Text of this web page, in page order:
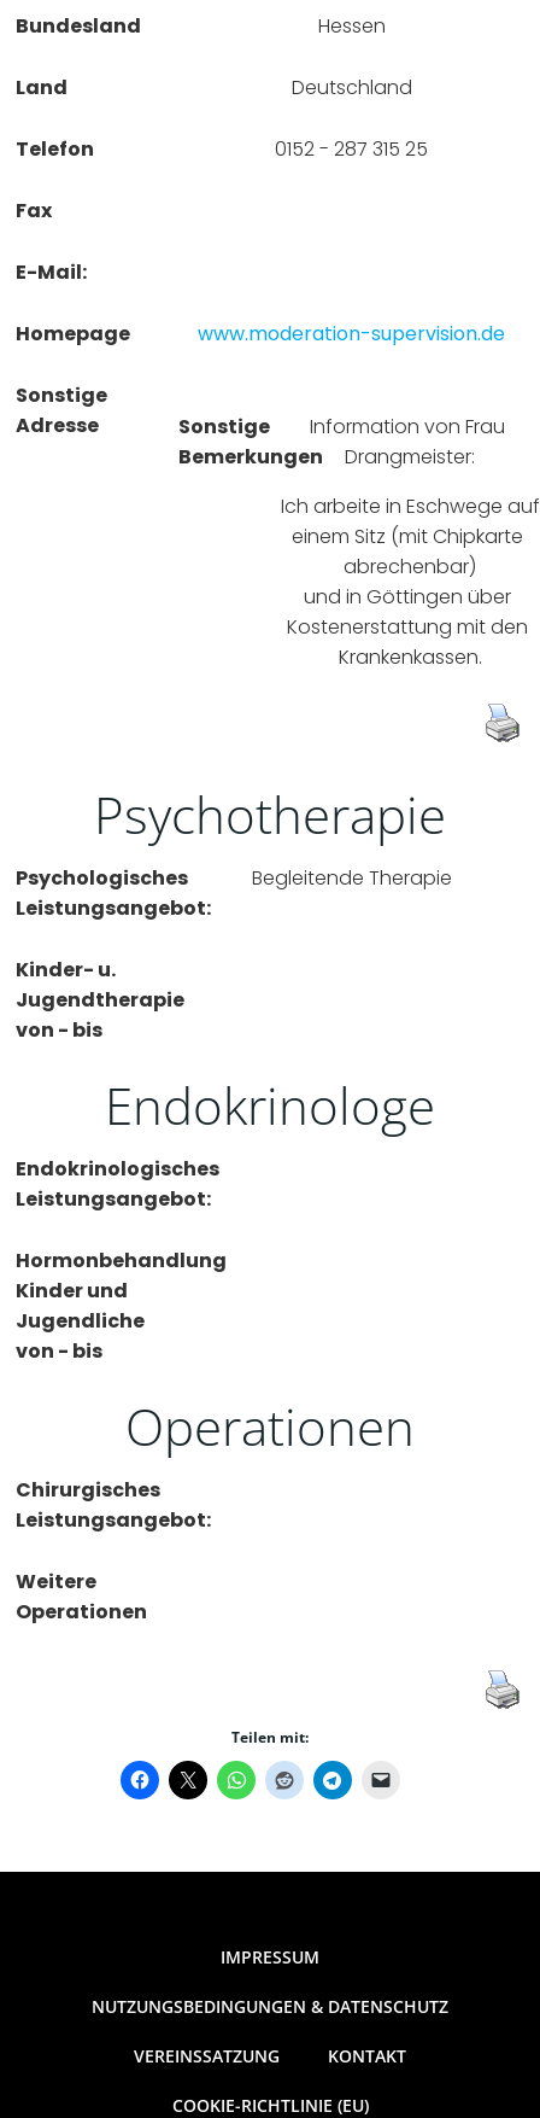
Bundesland Hessen
Land Deutschland
Telefon 0152 - 287 315 25
Fax
E-Mail:
Homepage www.moderation-supervision.de
Sonstige
Adresse
Sonstige
Bemerkungen
Information von Frau
Drangmeister:
Ich arbeite in Eschwege auf
einem Sitz (mit Chipkarte
abrechenbar)
und in Göttingen über
Kostenerstattung mit den
Krankenkassen.
Psychotherapie
Psychologisches
Leistungsangebot:
Begleitende Therapie
Kinder- u.
Jugendtherapie
von - bis
Endokrinologe
Endokrinologisches
Leistungsangebot:
Hormonbehandlung
Kinder und
Jugendliche
von - bis
Operationen
Chirurgisches
Leistungsangebot:
Weitere
Operationen
Teilen mit:
IMPRESSUM
NUTZUNGSBEDINGUNGEN & DATENSCHUTZ
VEREINSSATZUNG KONTAKT
COOKIE-RICHTLINIE (EU)